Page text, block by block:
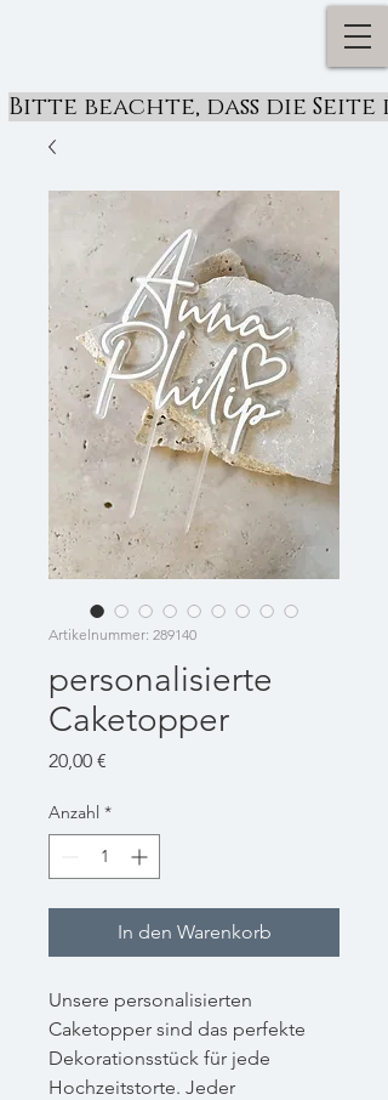
Bitte beachte, dass die
Artikelnummer: 289140
personalisierte
Caketopper
20,00 €
Anzahl *
In den Warenkorb
Unsere personalisierten
Caketopper sind das perfekte
Dekorationsstück für jede
Hochzeitstorte. Jeder